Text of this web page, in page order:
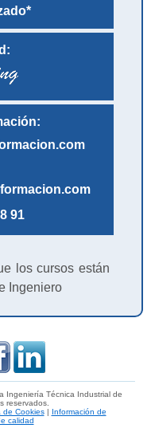
91
los cursos están
Ingeniero
Ingeniería Técnica Industrial de
reservados.
de Cookies|
Información de
calidad